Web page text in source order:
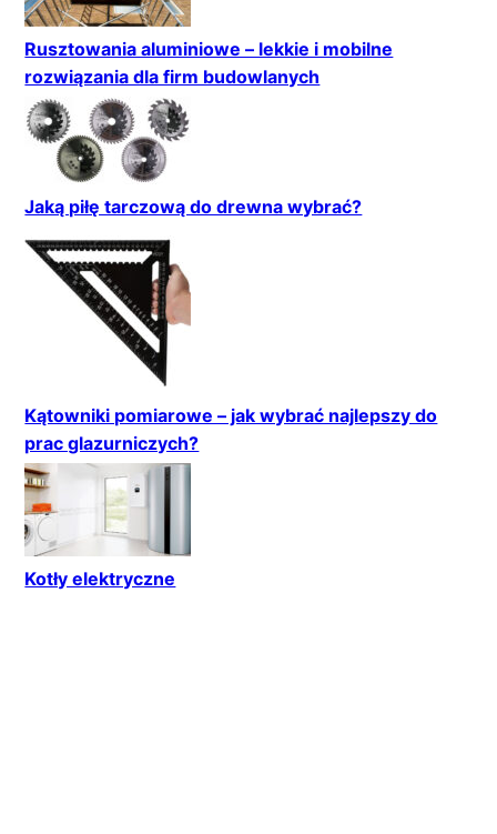
Rusztowania aluminiowe – lekkie i mobilne
rozwiązania dla firm budowlanych
Jaką piłę tarczową do drewna wybrać?
Kątowniki pomiarowe – jak wybrać najlepszy do
prac glazurniczych?
Kotły elektryczne